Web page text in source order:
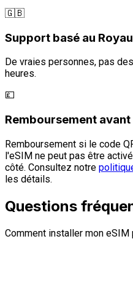
🇬🇧
Support basé au
De vraies personnes, pas
heures.
💷
Remboursement
Remboursement si le code
l'eSIM ne peut pas être
côté. Consultez notre
les détails.
Questions
Comment installer mon eSIM